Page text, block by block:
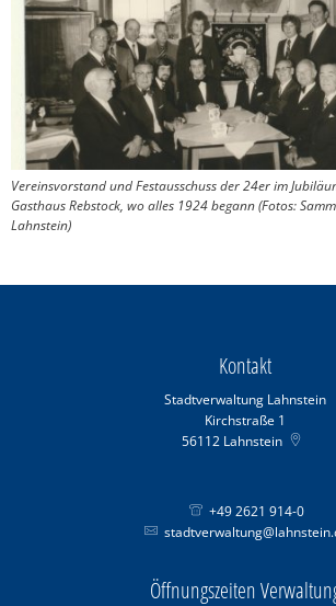
Vereinsvorstand und Festausschuss der 24er im
Gasthaus Rebstock, wo alles 1924 begann (Fotos:
Lahnstein)
Kontakt
Stadtverwaltung Lahnstein
Kirchstraße 1
56112 Lahnstein
+49 2621 914-0
Öffnungszeiten